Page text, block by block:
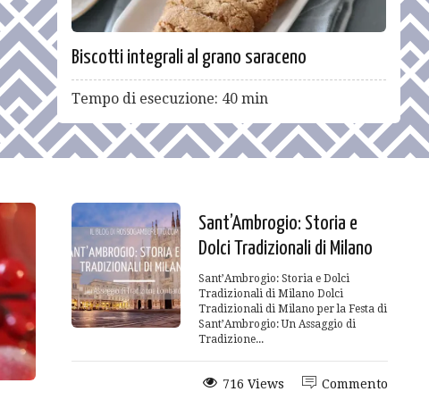
Biscotti integrali al grano saraceno
Tempo di esecuzione: 40 min
Sant’Ambrogio: Storia e
Dolci Tradizionali di Milano
Sant’Ambrogio: Storia e Dolci
Tradizionali di Milano Dolci
Tradizionali di Milano per la Festa di
Sant’Ambrogio: Un Assaggio di
Tradizione...
Commento
716 Views